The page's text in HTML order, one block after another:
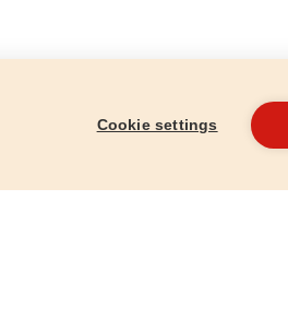
Cookie settings